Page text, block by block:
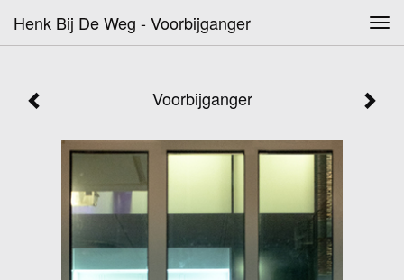
Henk Bij De Weg - Voorbijganger
Voorbijganger